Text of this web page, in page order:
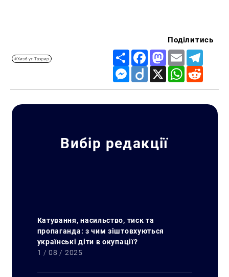
#Хизб ут-Тахрир
Поділитись
Share FacebookMastodon
Email
Messenger
Diigo X WhatsApp
Вибір редакції
Катування, насильство, тиск та
пропаганда: з чим зіштовхуються
українські діти в окупації?
1 / 08 / 2025